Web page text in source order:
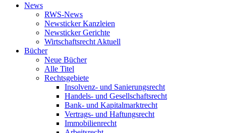
News
RWS-News
Newsticker Kanzleien
Newsticker Gerichte
Wirtschaftsrecht Aktuell
Bücher
Neue Bücher
Alle Titel
Rechtsgebiete
Insolvenz- und Sanierungsrecht
Handels- und Gesellschaftsrecht
Bank- und Kapitalmarktrecht
Vertrags- und Haftungsrecht
Immobilienrecht